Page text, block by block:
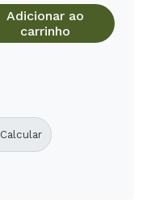
Adicionar ao
carrinho
Calcular